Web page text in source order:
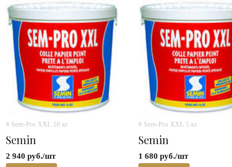
# Sem-Pro XXL 10 кг
Semin
2 940 руб./шт
# Sem-Pro XXL 5 кг.
Semin
1 680 руб./шт